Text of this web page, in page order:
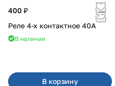
400 ₽
Реле 4-х контактное 40А
В наличии
В корзину